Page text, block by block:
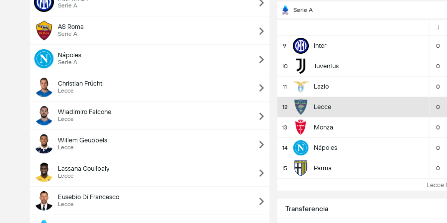
Serie A
AS Roma
Serie A
Nápoles
Serie A
Christian Früchtl
Lecce
Wladimiro Falcone
Lecce
Willem Geubbels
Lecce
Lassana Coulibaly
Lecce
Eusebio Di Francesco
Lecce
Serie A
J
9 Inter 0
10 Juventus 0
11 Lazio 0
12 Lecce 0
13 Monza 0
14 Nápoles 0
15 Parma 0
Lecce
Transferencia